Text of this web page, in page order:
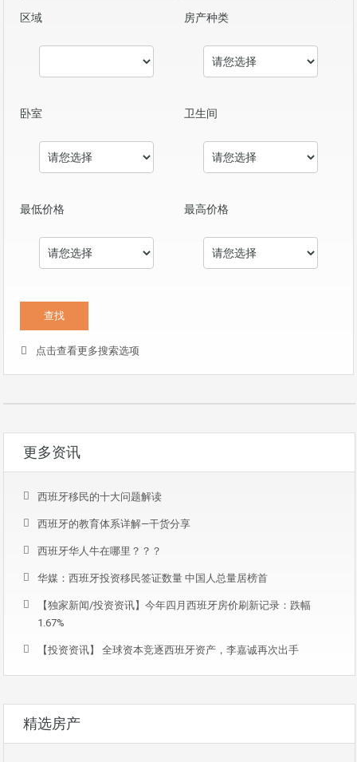
区域 房产种类
卧室 卫生间
最低价格 最高价格
点击查看更多搜索选项
更多资讯
西班牙移民的十大问题解读
西班牙的教育体系详解—干货分享
西班牙华人牛在哪里？？？
华媒：西班牙投资移民签证数量 中国人总量居榜首
【独家新闻/投资资讯】今年四月西班牙房价刷新记录：跌幅
1.67%
【投资资讯】 全球资本竞逐西班牙资产，李嘉诚再次出手
精选房产